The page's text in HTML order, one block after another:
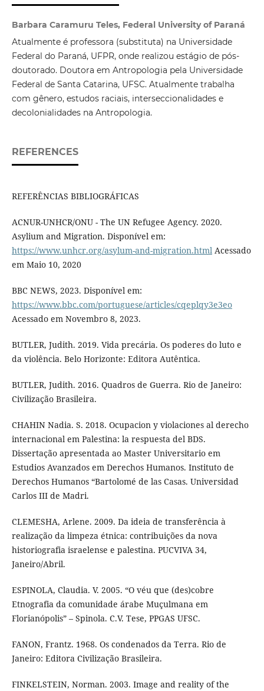
Barbara Caramuru Teles, Federal University of Paraná
Atualmente é professora (substituta) na Universidade
Federal do Paraná, UFPR, onde realizou estágio de pós-
doutorado. Doutora em Antropologia pela Universidade
Federal de Santa Catarina, UFSC. Atualmente trabalha
com gênero, estudos raciais, interseccionalidades e
decolonialidades na Antropologia.
REFERENCES
REFERÊNCIAS BIBLIOGRÁFICAS
ACNUR-UNHCR/ONU - The UN Refugee Agency. 2020.
Asylium and Migration. Disponível em:
https://www.unhcr.org/asylum-and-migration.htmlAcessado
em Maio 10, 2020
BBC NEWS, 2023. Disponível em:
https://www.bbc.com/portuguese/articles/cqeplqy3e3eo
Acessado em Novembro 8, 2023.
BUTLER, Judith. 2019. Vida precária. Os poderes do luto e
da violência. Belo Horizonte: Editora Autêntica.
BUTLER, Judith. 2016. Quadros de Guerra. Rio de Janeiro:
Civilização Brasileira.
CHAHIN Nadia. S. 2018. Ocupacion y violaciones al derecho
internacional em Palestina: la respuesta del BDS.
Dissertação apresentada ao Master Universitario em
Estudios Avanzados em Derechos Humanos. Instituto de
Derechos Humanos “Bartolomé de las Casas. Universidad
Carlos III de Madri.
CLEMESHA, Arlene. 2009. Da ideia de transferência à
realização da limpeza étnica: contribuições da nova
historiografia israelense e palestina. PUCVIVA 34,
Janeiro/Abril.
ESPINOLA, Claudia. V. 2005. “O véu que (des)cobre
Etnografia da comunidade árabe Muçulmana em
Florianópolis” – Spinola. C.V. Tese, PPGAS UFSC.
FANON, Frantz. 1968. Os condenados da Terra. Rio de
Janeiro: Editora Civilização Brasileira.
FINKELSTEIN, Norman. 2003. Image and reality of the